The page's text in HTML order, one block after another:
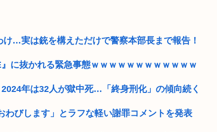
…実は銃を構えただけで警察本部長まで報告！
に抜かれる緊急事態ｗｗｗｗｗｗｗｗｗｗｗｗ
年は32人が獄中死…「終身刑化」の傾向続く
びします」とラフな軽い謝罪コメントを発表